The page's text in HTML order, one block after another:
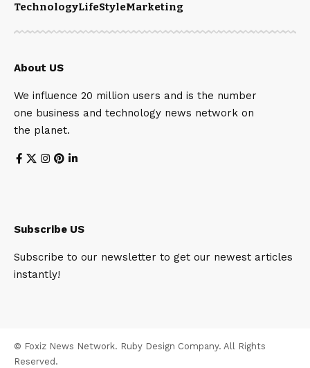
TechnologyLifeStyleMarketing
About US
We influence 20 million users and is the number
one business and technology news network on
the planet.
Subscribe US
Subscribe to our newsletter to get our newest articles
instantly!
© Foxiz News Network. Ruby Design Company. All Rights
Reserved.